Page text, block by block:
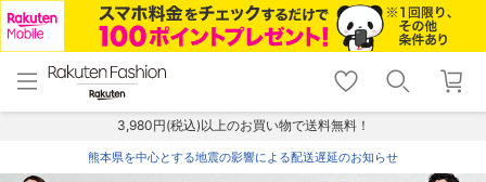
menu home
トップ
shopping_cart lock_outline
ログイン
3,980円(税込)以上のお買い物で送料無料！
熊本県を中心とする地震の影響による配送遅延のお知らせ